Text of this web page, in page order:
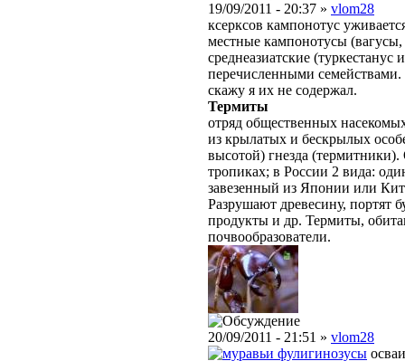
19/09/2011 - 20:37 » vlom28
ксерксов кампонотус
местные кампонотусы
среднеазиатские
перечисленными семействами.
скажу я их не содержал.
Термиты
отряд общественных
из крылатых и бескрылых
высотой) гнезда
тропиках; в России 2 вида:
завезенный из Японии или
Разрушают древесину, портят
продукты и др. Термиты,
почвообразователи.
20/09/2011 - 21:51 » vlom28
фулигинозусы